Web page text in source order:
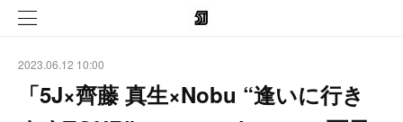
2023.06.12 10:00
「5J×齊藤 真生×Nobu “逢いに行き